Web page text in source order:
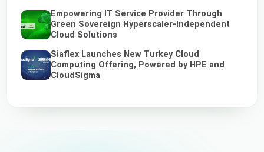
Empowering IT Service Provider Through
Green Sovereign Hyperscaler-Independent
Cloud Solutions
Siaflex Launches New Turkey Cloud
Computing Offering, Powered by HPE and
CloudSigma